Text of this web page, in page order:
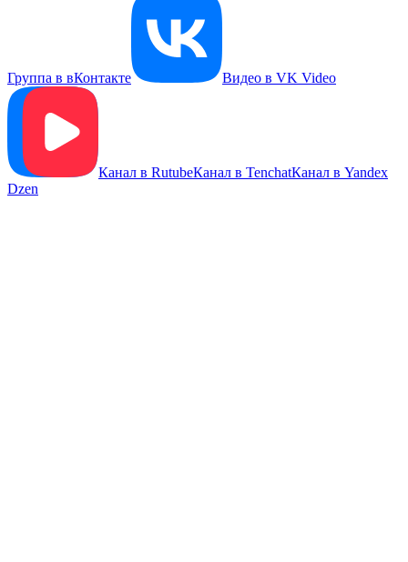
Группа в вКонтакте Видео в VK Video
Канал в RutubeКанал в TenchatКанал в Yandex
Dzen